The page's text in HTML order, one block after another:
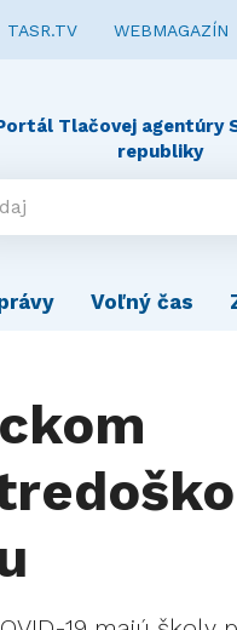
TASR.TV WEBMAGAZÍN
Tlačovej agentúry
republiky
Voľný čas